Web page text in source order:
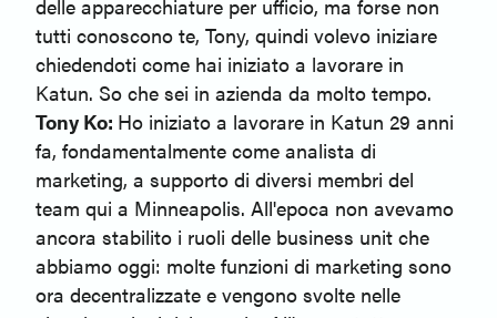
delle apparecchiature per ufficio, ma forse non
tutti conoscono te, Tony, quindi volevo iniziare
chiedendoti come hai iniziato a lavorare in
Katun. So che sei in azienda da molto tempo.
Tony Ko: Ho iniziato a lavorare in Katun 29 anni
fa, fondamentalmente come analista di
marketing, a supporto di diversi membri del
team qui a Minneapolis. All'epoca non avevamo
ancora stabilito i ruoli delle business unit che
abbiamo oggi: molte funzioni di marketing sono
ora decentralizzate e vengono svolte nelle